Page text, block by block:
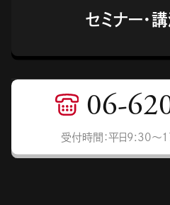
セミナー・
06-
受付時間：平日9:30